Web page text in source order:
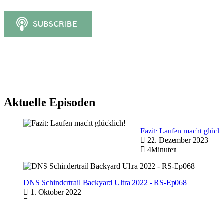
Aktuelle Episoden
Fazit: Laufen macht
22. Dezember 2023
4Minuten
DNS Schindertrail Backyard Ultra 2022 - RS-Ep068
1. Oktober 2022